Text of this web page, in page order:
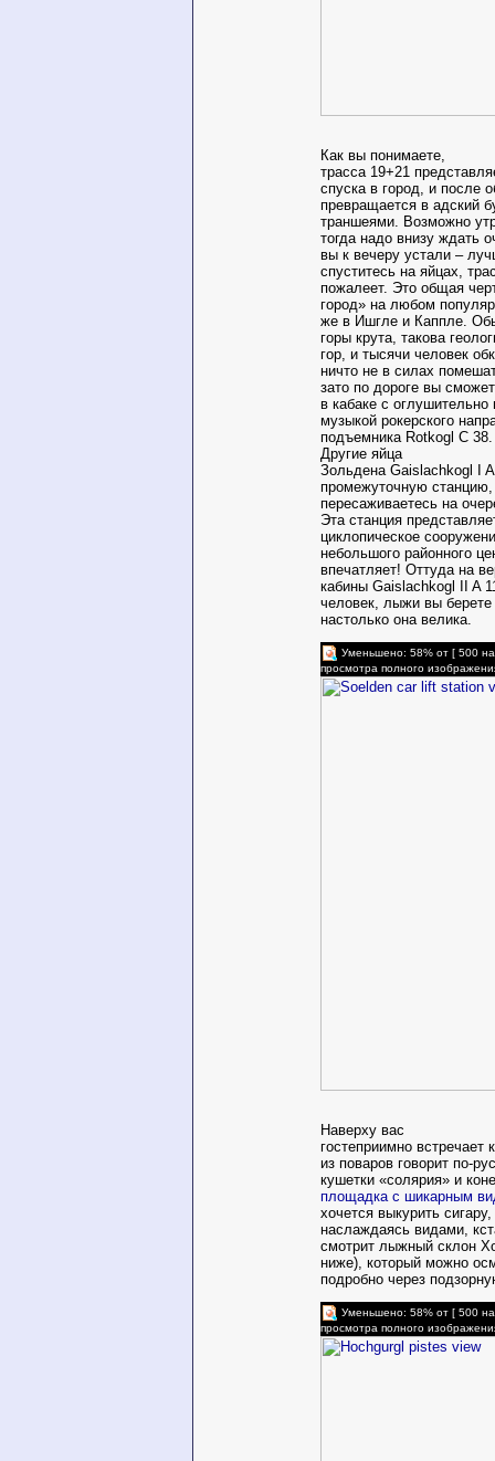
Как вы понимаете,
трасса 19+21
спуска в город, и после
превращается в адский
траншеями. Возможно
тогда надо внизу ждать
вы к вечеру устали –
спуститесь на яйцах,
пожалеет. Это общая
город» на любом
же в Ишгле и Каппле.
горы крута, такова
гор, и тысячи человек
ничто не в силах
зато по дороге вы
в кабаке с оглушительно
музыкой рокерского
подъемника Rotkogl C 38.
Другие яйца
Зольдена Gaislachkogl I
промежуточную станцию,
пересаживаетесь на
Эта станция
циклопическое
небольшого районного
впечатляет! Оттуда на
кабины Gaislachkogl II A
человек, лыжи вы берете
настолько она велика.
Уменьшено: 58% от [ 500
просмотра полного
Наверху вас
гостеприимно встречает
из поваров говорит по-
кушетки «солярия» и
площадка с шикарным
хочется выкурить
наслаждаясь видами,
смотрит лыжный склон
ниже), который можно
подробно через
Уменьшено: 58% от [ 500
просмотра полного